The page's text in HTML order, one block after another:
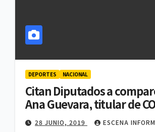
DEPORTES NACIONAL
Citan Diputados a
Ana Guevara, titular de
28 JUNIO, 2019 ESCENA